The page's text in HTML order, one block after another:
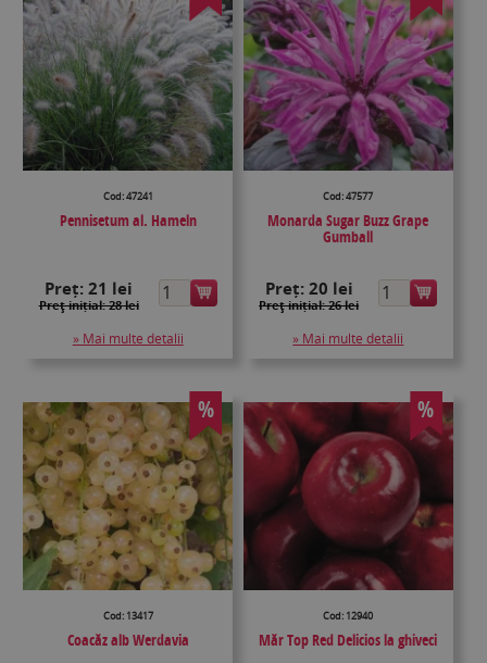
Cod: 47241
Pennisetum al. Hameln
Preț:21 lei
Preţ inițial: 28 lei
» Mai multe detalii
Cod: 47577
Monarda Sugar Buzz Grape
Gumball
Preț: 20 lei
Preţ inițial: 26 lei
» Mai multe detalii
%
Cod: 13417
Coacăz alb Werdavia
%
Cod: 12940
Măr Top Red Delicios la ghiveci